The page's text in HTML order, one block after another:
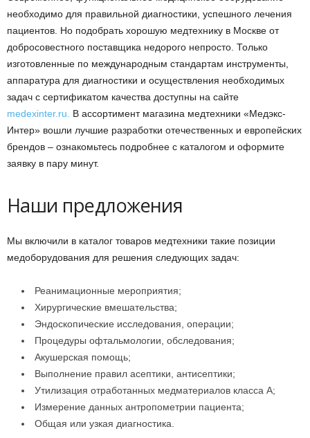
необходимо для правильной диагностики, успешного лечения
пациентов. Но подобрать хорошую медтехнику в Москве от
добросовестного поставщика недорого непросто. Только
изготовленные по международным стандартам инструменты,
аппаратура для диагностики и осуществления необходимых
задач с сертификатом качества доступны на сайте
medexinter.ru.
В ассортимент магазина медтехники «Медэкс-
Интер» вошли лучшие разработки отечественных и европейских
брендов – ознакомьтесь подробнее с каталогом и оформите
заявку в пару минут.
Наши предложения
Мы включили в каталог товаров медтехники такие позиции
медоборудования для решения следующих задач:
Реанимационные мероприятия;
Хирургические вмешательства;
Эндоскопические исследования, операции;
Процедуры офтальмологии, обследования;
Акушерская помощь;
Выполнение правил асептики, антисептики;
Утилизация отработанных медматериалов класса А;
Измерение данных антропометрии пациента;
Общая или узкая диагностика.